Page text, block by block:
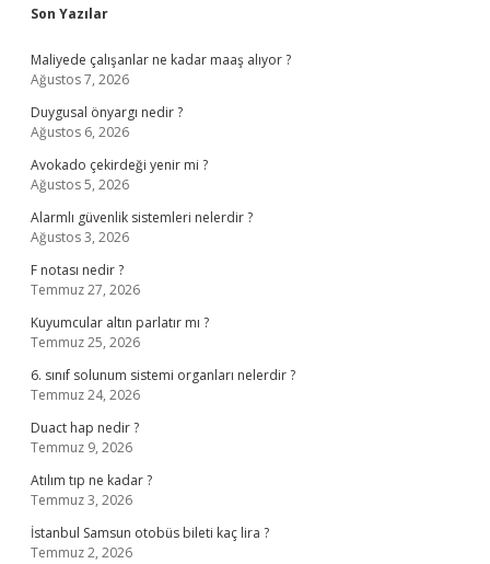
Sidebar
Son Yazılar
Maliyede çalışanlar ne kadar maaş alıyor ?
Ağustos 7, 2026
Duygusal önyargı nedir ?
Ağustos 6, 2026
Avokado çekirdeği yenir mi ?
Ağustos 5, 2026
Alarmlı güvenlik sistemleri nelerdir ?
Ağustos 3, 2026
F notası nedir ?
Temmuz 27, 2026
Kuyumcular altın parlatır mı ?
Temmuz 25, 2026
6. sınıf solunum sistemi organları nelerdir ?
Temmuz 24, 2026
Duact hap nedir ?
Temmuz 9, 2026
Atılım tıp ne kadar ?
Temmuz 3, 2026
İstanbul Samsun otobüs bileti kaç lira ?
Temmuz 2, 2026